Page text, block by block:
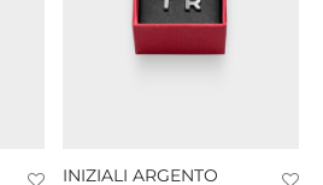
INIZIALI ARGENTO